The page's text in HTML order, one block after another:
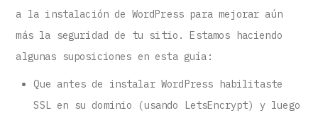
a la instalación de WordPress para mejorar aún
más la seguridad de tu sitio. Estamos haciendo
algunas suposiciones en esta guía:
Que antes de instalar WordPress habilitaste
SSL en su dominio (usando LetsEncrypt) y luego